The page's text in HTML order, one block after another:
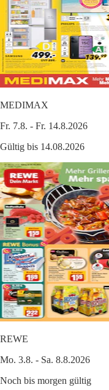
MEDIMAX
Fr. 7.8. - Fr. 14.8.2026
Gültig bis 14.08.2026
REWE
Mo. 3.8. - Sa. 8.8.2026
Noch bis morgen gültig